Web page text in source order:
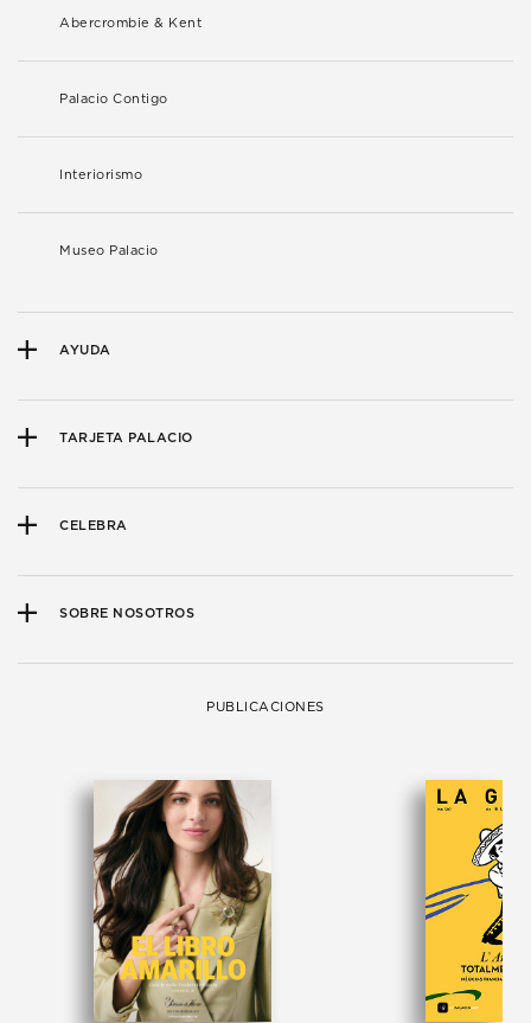
Abercrombie & Kent
Palacio Contigo
Interiorismo
Museo Palacio
AYUDA
TARJETA PALACIO
CELEBRA
SOBRE NOSOTROS
PUBLICACIONES